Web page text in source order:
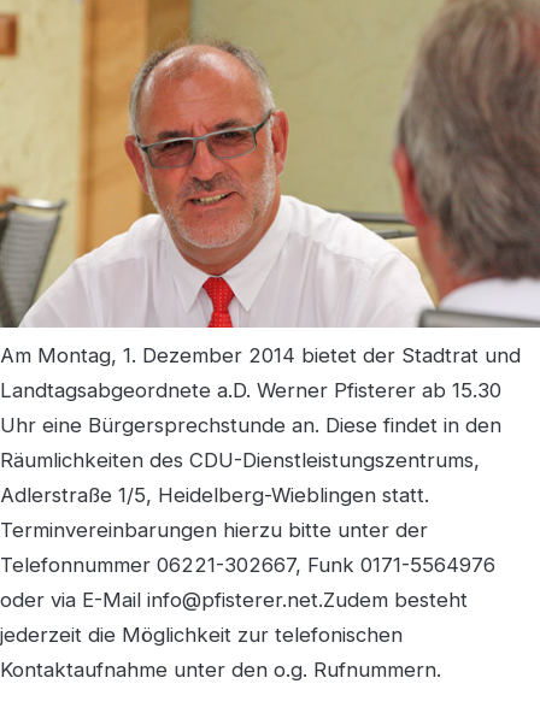
Am Montag, 1. Dezember 2014 bietet der Stadtrat und
Landtagsabgeordnete a.D. Werner Pfisterer ab 15.30
Uhr eine Bürgersprechstunde an. Diese findet in den
Räumlichkeiten des CDU-Dienstleistungszentrums,
Adlerstraße 1/5, Heidelberg-Wieblingen statt.
Terminvereinbarungen hierzu bitte unter der
Telefonnummer 06221-302667, Funk 0171-5564976
oder via E-Mail info@pfisterer.net.Zudem besteht
jederzeit die Möglichkeit zur telefonischen
Kontaktaufnahme unter den o.g. Rufnummern.